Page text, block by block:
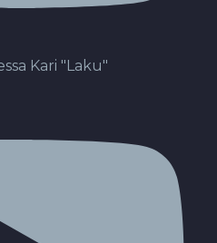
Kari "Laku"